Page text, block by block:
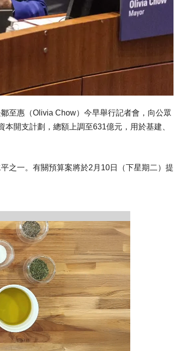
至惠（Olivia Chow）今早舉行記者會，向公眾
開支計劃，總額上調至631億元，用於基建、
之一。有關預算案將於2月10日（下星期二）提